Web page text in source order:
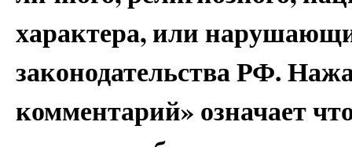
характера, или
законодательства РФ.
комментарий» означает